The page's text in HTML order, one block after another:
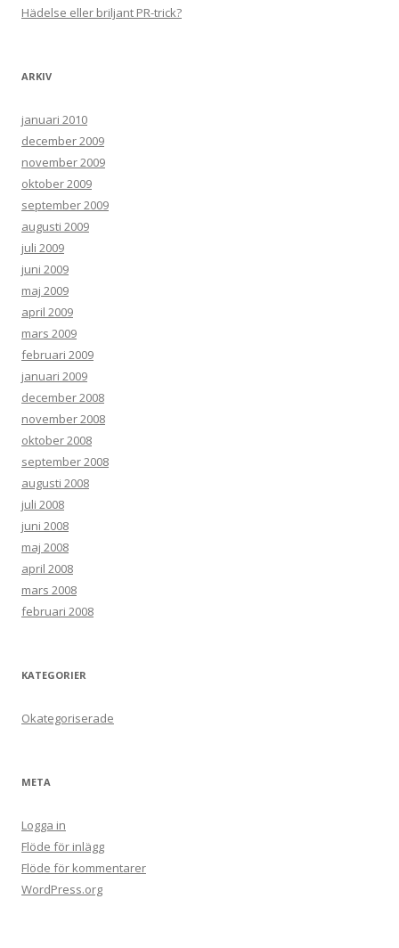
Hädelse eller briljant PR-trick?
ARKIV
januari 2010
december 2009
november 2009
oktober 2009
september 2009
augusti 2009
juli 2009
juni 2009
maj 2009
april 2009
mars 2009
februari 2009
januari 2009
december 2008
november 2008
oktober 2008
september 2008
augusti 2008
juli 2008
juni 2008
maj 2008
april 2008
mars 2008
februari 2008
KATEGORIER
Okategoriserade
META
Logga in
Flöde för inlägg
Flöde för kommentarer
WordPress.org